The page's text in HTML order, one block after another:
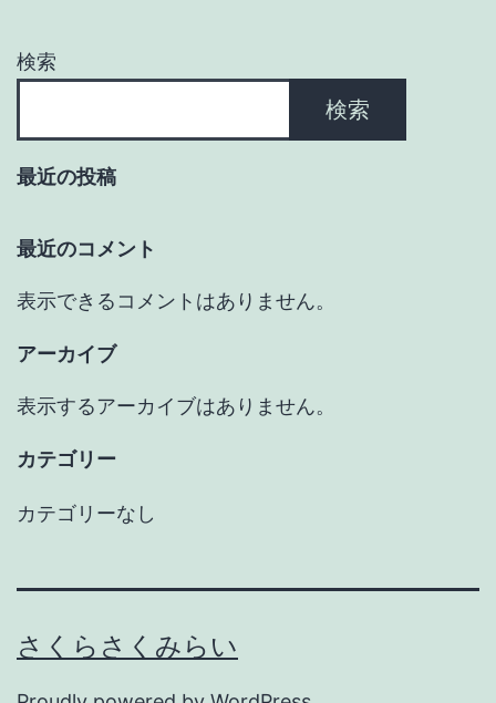
ョ
検索
検索
最近の投稿
最近のコメント
表示できるコメントはありません。
アーカイブ
表示するアーカイブはありません。
カテゴリー
カテゴリーなし
さくらさくみらい